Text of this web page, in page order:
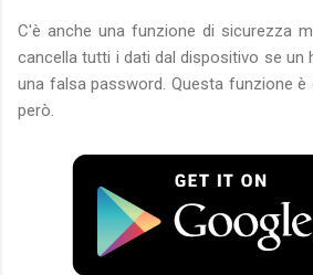
C'è anche una funzione di sicurezza
cancella tutti i dati dal dispositivo se un
una falsa password. Questa funzione è
però.